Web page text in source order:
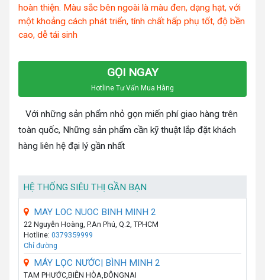
hoàn thiện. Màu sắc bên ngoài là màu đen, dạng hạt, với
một khoảng cách phát triển, tính chất hấp phụ tốt, độ bền
cao, dễ tái sinh
GỌI NGAY
Hotline Tư Vấn Mua Hàng
Với những sản phẩm nhỏ gọn miến phí giao hàng trên
toàn quốc, Những sản phẩm cần kỹ thuật lắp đặt khách
hàng liên hệ đại lý gần nhất
HỆ THỐNG SIÊU THỊ GẦN BẠN
MAY LOC NUOC BINH MINH 2
22 Nguyễn Hoàng, P.An Phú, Q.2, TPHCM
Hotline: 0379359999
Chỉ đường
MÁY LỌC NƯỚC| BÌNH MINH 2
TAM PHƯỚC,BIÊN HÒA,ĐÔNGNAI